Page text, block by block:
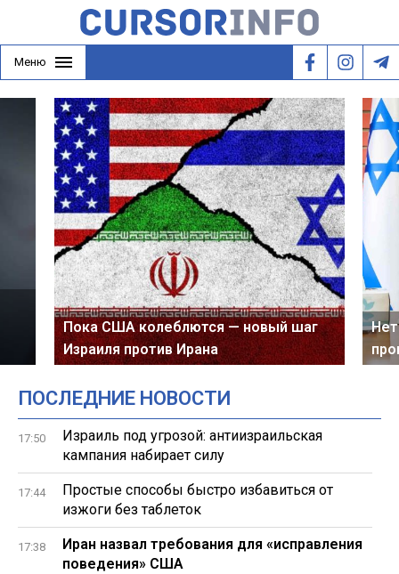
Меню
шаг
Нетаниягу оказался на грани полного
провала - новый опрос
ПОСЛЕДНИЕ НОВОСТИ
17:50
Израиль под угрозой: антиизраильская
кампания набирает силу
17:44
Простые способы быстро избавиться от
изжоги без таблеток
17:38
Иран назвал требования для «исправления
поведения» США